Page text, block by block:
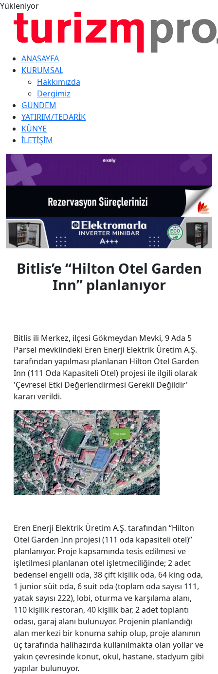
Yükleniyor
ANASAYFA
KURUMSAL
Hakkımızda
Dergimiz
GÜNDEM
YATIRIM/TEDARİK
KÜNYE
İLETİŞİM
Bitlis’e “Hilton Otel Garden
Inn” planlanıyor
Bitlis ili Merkez, ilçesi Gökmeydan Mevki, 9 Ada 5
Parsel mevkiindeki Eren Enerji Elektrik Üretim A.Ş.
tarafından yapılması planlanan Hilton Otel Garden
Inn (111 Oda Kapasiteli Otel) projesi ile ilgili olarak
'Çevresel Etki Değerlendirmesi Gerekli Değildir'
kararı verildi.
Eren Enerji Elektrik Üretim A.Ş. tarafından “Hilton
Otel Garden Inn projesi (111 oda kapasiteli otel)”
planlanıyor. Proje kapsamında tesis edilmesi ve
işletilmesi planlanan otel işletmeciliğinde; 2 adet
bedensel engelli oda, 38 çift kişilik oda, 64 king oda,
1 junior süit oda, 6 suit oda (toplam oda sayısı 111,
yatak sayısı 222), lobi, oturma ve karşılama alanı,
110 kişilik restoran, 40 kişilik bar, 2 adet toplantı
odası, garaj alanı bulunuyor. Projenin planlandığı
alan merkezi bir konuma sahip olup, proje alanının
üç tarafında halihazırda kullanılmakta olan yollar ve
yakın çevresinde konut, okul, hastane, stadyum gibi
yapılar bulunuyor.